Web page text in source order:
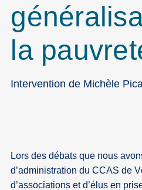
la
Intervention de Michèle
Lors des débats que nous
d’administration du CCAS de
d’associations et d’élus en